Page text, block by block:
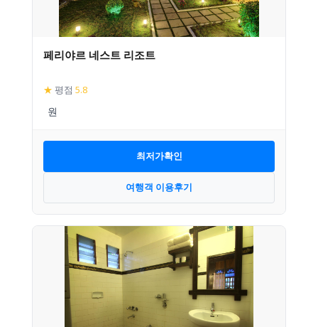
페리야르 네스트 리조트
★ 평점 5.8
최저가확인
여행객 이용후기